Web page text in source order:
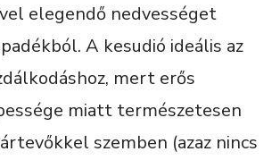
elegendő nedvességet
A kesudió ideális az
mert erős
miatt természetesen
szemben (azaz nincs